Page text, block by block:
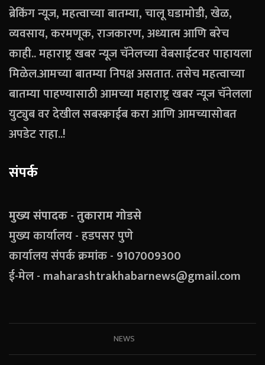
ब्रेकिंग न्यूज, महत्वाच्या बातम्या, चालू घडामोडी, खेळ,
व्यवसाय, करमणूक, राजकारण, अध्यात्म आणि बरेच
काही.. महाराष्ट्र खबर न्यूज चॅनेलच्या वेबसाईटवर पाहायला
मिळेल.आमच्या बातम्या निपक्ष असतात. तसेच महत्वाच्या
बातम्या पाहण्यासाठी आमच्या महाराष्ट्र खबर न्यूज चॅनेलला
युट्युब वर देखील सबस्क्राईब करा आणि आमच्यासोबत
अपडेट राहा..!
संपर्क
मुख्य संपादक - तुकाराम गोडसे
मुख्य कार्यालय - हडपसर पुणे
कार्यालय संपर्क क्रमांक - 9107009300
ई-मेल - maharashtrakhabarnews@gmail.com
NEWS